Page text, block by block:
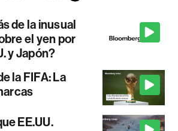
de la inusual
el yen por
y Japón?
la FIFA: La
EE.UU.